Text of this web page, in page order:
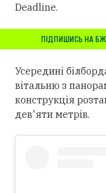
Deadline.
ПІДПИШИСЬ НА
Усередині
вітальню з
конструкція
дев'яти метрів.